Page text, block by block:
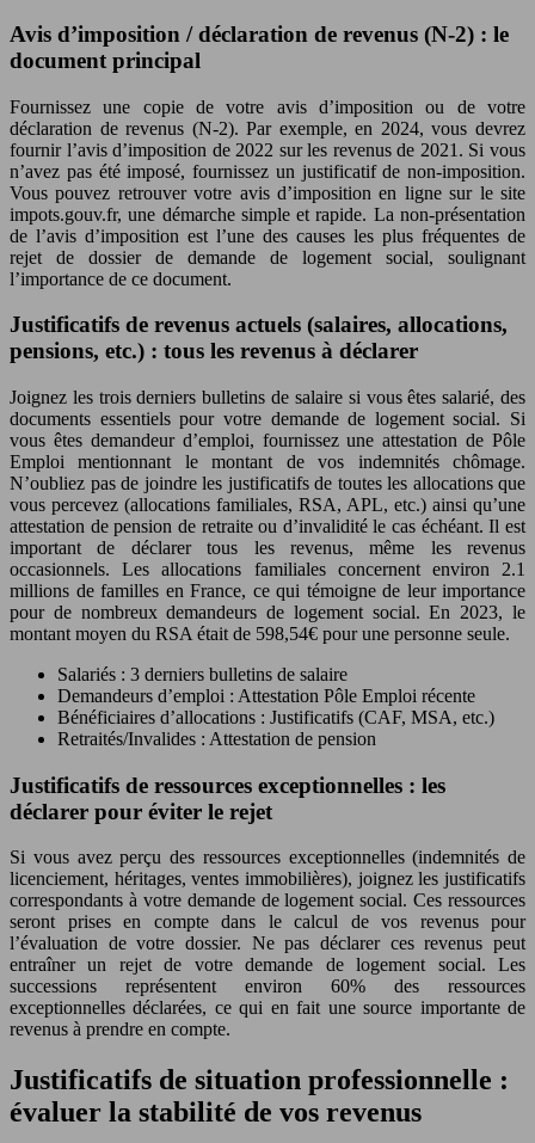
Avis d’imposition / déclaration de revenus (N-2) : le
document principal
Fournissez une copie de votre avis d’imposition ou de votre
déclaration de revenus (N-2). Par exemple, en 2024, vous devrez
fournir l’avis d’imposition de 2022 sur les revenus de 2021. Si vous
n’avez pas été imposé, fournissez un justificatif de non-imposition.
Vous pouvez retrouver votre avis d’imposition en ligne sur le site
impots.gouv.fr, une démarche simple et rapide. La non-présentation
de l’avis d’imposition est l’une des causes les plus fréquentes de
rejet de dossier de demande de logement social, soulignant
l’importance de ce document.
Justificatifs de revenus actuels (salaires, allocations,
pensions, etc.) : tous les revenus à déclarer
Joignez les trois derniers bulletins de salaire si vous êtes salarié, des
documents essentiels pour votre demande de logement social. Si
vous êtes demandeur d’emploi, fournissez une attestation de Pôle
Emploi mentionnant le montant de vos indemnités chômage.
N’oubliez pas de joindre les justificatifs de toutes les allocations que
vous percevez (allocations familiales, RSA, APL, etc.) ainsi qu’une
attestation de pension de retraite ou d’invalidité le cas échéant. Il est
important de déclarer tous les revenus, même les revenus
occasionnels. Les allocations familiales concernent environ 2.1
millions de familles en France, ce qui témoigne de leur importance
pour de nombreux demandeurs de logement social. En 2023, le
montant moyen du RSA était de 598,54€ pour une personne seule.
Salariés : 3 derniers bulletins de salaire
Demandeurs d’emploi : Attestation Pôle Emploi récente
Bénéficiaires d’allocations : Justificatifs (CAF, MSA, etc.)
Retraités/Invalides : Attestation de pension
Justificatifs de ressources exceptionnelles : les
déclarer pour éviter le rejet
Si vous avez perçu des ressources exceptionnelles (indemnités de
licenciement, héritages, ventes immobilières), joignez les justificatifs
correspondants à votre demande de logement social. Ces ressources
seront prises en compte dans le calcul de vos revenus pour
l’évaluation de votre dossier. Ne pas déclarer ces revenus peut
entraîner un rejet de votre demande de logement social. Les
successions représentent environ 60% des ressources
exceptionnelles déclarées, ce qui en fait une source importante de
revenus à prendre en compte.
Justificatifs de situation professionnelle :
évaluer la stabilité de vos revenus